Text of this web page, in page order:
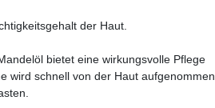
der Haut.
bietet eine wirkungsvolle Pflege
wird schnell von der Haut aufgenommen